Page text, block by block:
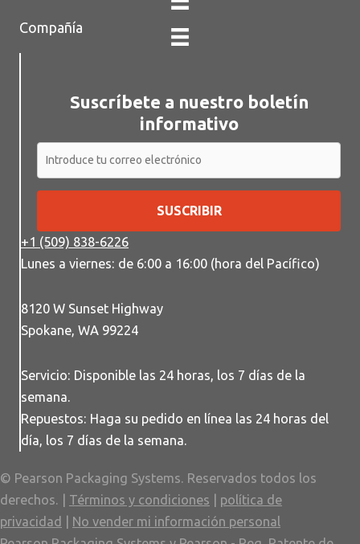
Compañía
Suscríbete a nuestro boletín
informativo
SUSCRIBIR
+1 (509) 838-6226
Lunes a viernes: de 6:00 a 16:00 (hora del Pacífico)
8120 W Sunset Highway
Spokane, WA 99224
Servicio: Disponible las 24 horas, los 7 días de la
semana.
Repuestos: Haga su pedido en línea las 24 horas del
día, los 7 días de la semana.
© Pearson Packaging Systems. Reservados todos los
derechos. | Términos y condiciones
política de
privacidad
No vender mi información personal